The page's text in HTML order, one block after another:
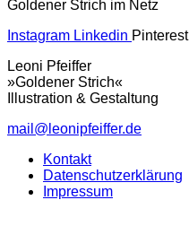
Goldener Strich im Netz
Instagram Linkedin Pinterest
Leoni Pfeiffer
»Goldener Strich«
Illustration & Gestaltung
mail@leonipfeiffer.de
Kontakt
Datenschutzerklärung
Impressum